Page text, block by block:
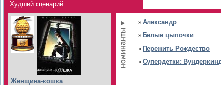
Худший сценарий
Женщина-кошка
» Александр
» Белые цыпочки
» Пережить Рождество
» Супердетки: